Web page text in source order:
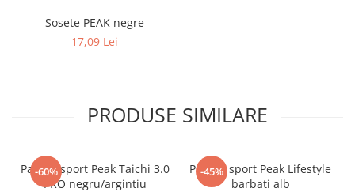
Sosete PEAK negre
17,09 Lei
PRODUSE SIMILARE
-60%
Pantofi sport Peak Taichi 3.0
PRO negru/argintiu
-45%
Pantofi sport Peak Lifestyle
barbati alb